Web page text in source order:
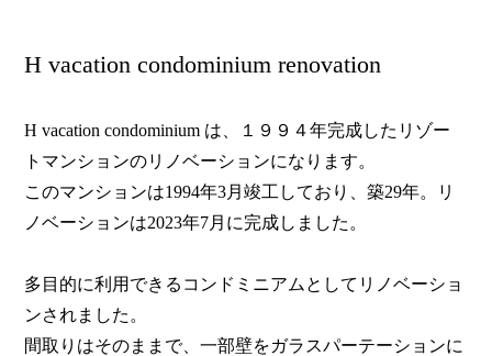
H vacation condominium renovation
H vacation condominium は、１９９４年完成したリゾー
トマンションのリノベーションになります。
このマンションは1994年3月竣工しており、築29年。リ
ノベーションは2023年7月に完成しました。
多目的に利用できるコンドミニアムとしてリノベーショ
ンされました。
間取りはそのままで、一部壁をガラスパーテーションに